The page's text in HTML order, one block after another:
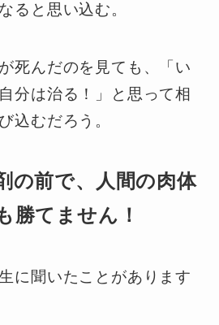
ると思い込む。
死んだのを見ても、「い
分は治る！」と思って相
込むだろう。
の前で、人間の肉体
勝てません！
に聞いたことがあります